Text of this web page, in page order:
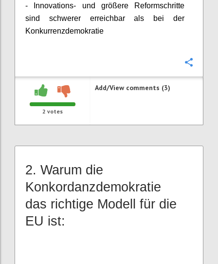
- Innovations- und größere Reformschritte
sind schwerer erreichbar als bei der
Konkurrenzdemokratie
2 votes
Add/View comments (3)
2. Warum die
Konkordanzdemokratie
das richtige Modell für die
EU ist: